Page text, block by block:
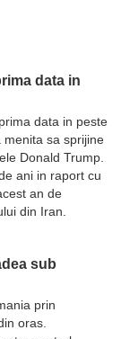
data in
data in peste
sa sprijine
Donald Trump.
ani in raport cu
an de
din Iran.
sub
prin
oras.